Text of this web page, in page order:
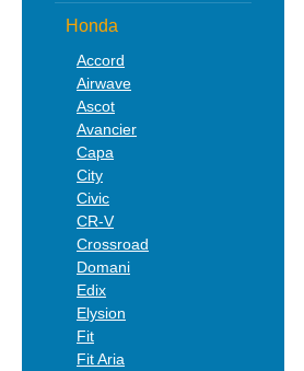
Honda
Accord
Airwave
Ascot
Avancier
Capa
City
Civic
CR-V
Crossroad
Domani
Edix
Elysion
Fit
Fit Aria